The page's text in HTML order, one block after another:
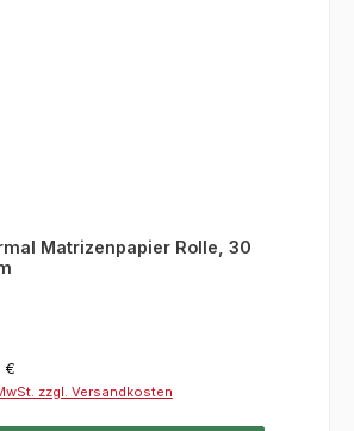
Matrizenpapier Rolle, 30
€
zzgl. Versandkosten